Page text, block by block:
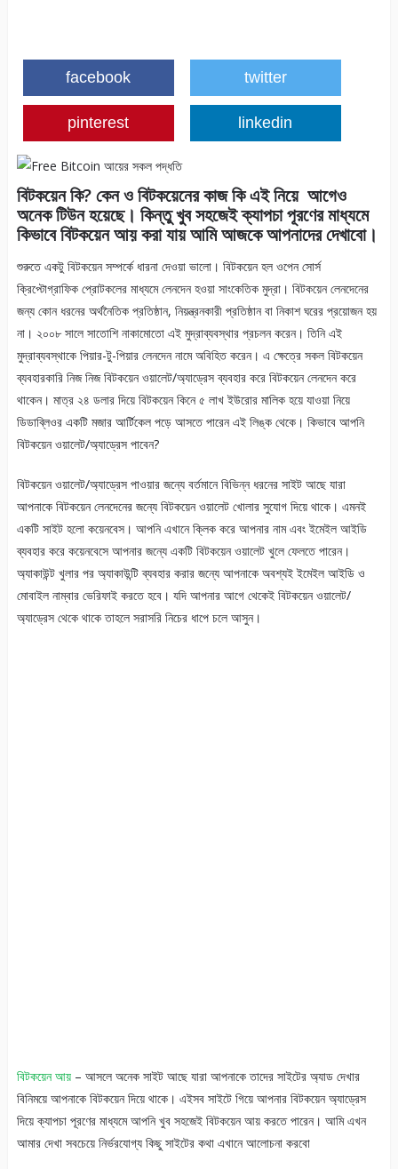
facebook twitter
pinterest linkedin
বিটকয়েন কি? কেন ও বিটকয়েনের কাজ কি এই নিয়ে আগেও
অনেক টিউন হয়েছে। কিন্তু খুব সহজেই ক্যাপচা পূরণের মাধ্যমে
কিভাবে বিটকয়েন আয় করা যায় আমি আজকে আপনাদের দেখাবো।
শুরুতে একটু বিটকয়েন সম্পর্কে ধারনা দেওয়া ভালো। বিটকয়েন হল ওপেন সোর্স
ক্রিপ্টোগ্রাফিক প্রোটকলের মাধ্যমে লেনদেন হওয়া সাংকেতিক মুদ্রা। বিটকয়েন লেনদেনের
জন্য কোন ধরনের অর্থনৈতিক প্রতিষ্ঠান, নিয়ন্ত্রনকারী প্রতিষ্ঠান বা নিকাশ ঘরের প্রয়োজন হয়
না। ২০০৮ সালে সাতোশি নাকামোতো এই মুদ্রাব্যবস্থার প্রচলন করেন। তিনি এই
মুদ্রাব্যবস্থাকে পিয়ার-টু-পিয়ার লেনদেন নামে অবিহিত করেন। এ ক্ষেত্রে সকল বিটকয়েন
ব্যবহারকারি নিজ নিজ বিটকয়েন ওয়ালেট/অ্যাড্রেস ব্যবহার করে বিটকয়েন লেনদেন করে
থাকেন। মাত্র ২৪ ডলার দিয়ে বিটকয়েন কিনে ৫ লাখ ইউরোর মালিক হয়ে যাওয়া নিয়ে
ডিডাব্লিওর একটি মজার আর্টিকেল পড়ে আসতে পারেন এই লিঙ্ক থেকে। কিভাবে আপনি
বিটকয়েন ওয়ালেট/অ্যাড্রেস পাবেন?
বিটকয়েন ওয়ালেট/অ্যাড্রেস পাওয়ার জন্যে বর্তমানে বিভিন্ন ধরনের সাইট আছে যারা
আপনাকে বিটকয়েন লেনদেনের জন্যে বিটকয়েন ওয়ালেট খোলার সুযোগ দিয়ে থাকে। এমনই
একটি সাইট হলো কয়েনবেস। আপনি এখানে ক্লিক করে আপনার নাম এবং ইমেইল আইডি
ব্যবহার করে কয়েনবেসে আপনার জন্যে একটি বিটকয়েন ওয়ালেট খুলে ফেলতে পারেন।
অ্যাকাউন্ট খুলার পর অ্যাকাউন্টি ব্যবহার করার জন্যে আপনাকে অবশ্যই ইমেইল আইডি ও
মোবাইল নাম্বার ভেরিফাই করতে হবে। যদি আপনার আগে থেকেই বিটকয়েন ওয়ালেট/
অ্যাড্রেস থেকে থাকে তাহলে সরাসরি নিচের ধাপে চলে আসুন।
বিটকয়েন আয়– আসলে অনেক সাইট আছে যারা আপনাকে তাদের সাইটের অ্যাড দেখার
বিনিময়ে আপনাকে বিটকয়েন দিয়ে থাকে। এইসব সাইটে গিয়ে আপনার বিটকয়েন অ্যাড্রেস
দিয়ে ক্যাপচা পূরণের মাধ্যমে আপনি খুব সহজেই বিটকয়েন আয় করতে পারেন। আমি এখন
আমার দেখা সবচেয়ে নির্ভরযোগ্য কিছু সাইটের কথা এখানে আলোচনা করবো